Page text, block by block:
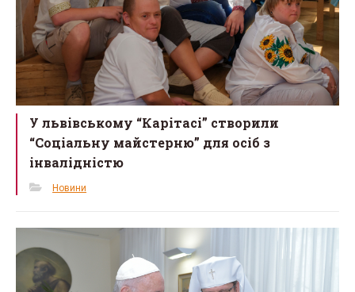
У львівському “Карітасі” створили
“Соціальну майстерню” для осіб з
інвалідністю
Новини